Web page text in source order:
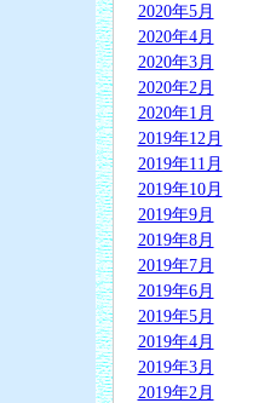
2020年5月
2020年4月
2020年3月
2020年2月
2020年1月
2019年12月
2019年11月
2019年10月
2019年9月
2019年8月
2019年7月
2019年6月
2019年5月
2019年4月
2019年3月
2019年2月